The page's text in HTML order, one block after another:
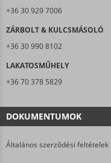
+36 30 929 7006
ZÁRBOLT & KULCSMÁSOLÓ
+36 30 990 8102
LAKATOSMŰHELY
+36 70 378 5829
DOKUMENTUMOK
Általános szerződési feltételek